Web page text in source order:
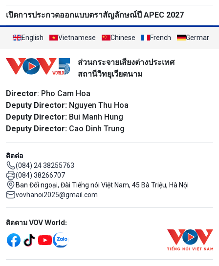
เปิดการประกวดออกแบบตราสัญลักษณ์ปี APEC 2027
English Vietnamese Chinese French German
ส่วนกระจายเสียงต่างประเทศ
สถานีวิทยุเวียดนาม
Director: Pho Cam Hoa
Deputy Director: Nguyen Thu Hoa
Deputy Director: Bui Manh Hung
Deputy Director: Cao Dinh Trung
ติดต่อ
(084) 24 38255763
(084) 38266707
Ban Đối ngoại, Đài Tiếng nói Việt Nam, 45 Bà Triệu, Hà Nội
vovhanoi2025@gmail.com
Mạng xã hội
ติดตาม VOV World: